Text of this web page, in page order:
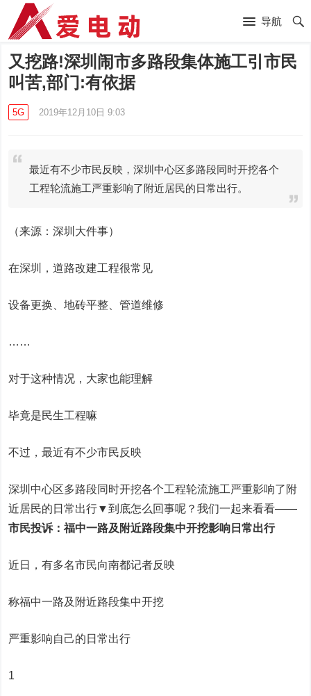
导航
又挖路!深圳闹市多路段集体施工引市民
叫苦,部门:有依据
5G 2019年12月10日 9:03
最近有不少市民反映，深圳中心区多路段同时开挖各个
工程轮流施工严重影响了附近居民的日常出行。
（来源：深圳大件事）
在深圳，道路改建工程很常见
设备更换、地砖平整、管道维修
……
对于这种情况，大家也能理解
毕竟是民生工程嘛
不过，最近有不少市民反映
深圳中心区多路段同时开挖各个工程轮流施工严重影响了附
近居民的日常出行▼到底怎么回事呢？我们一起来看看——
市民投诉：福中一路及附近路段集中开挖影响日常出行
近日，有多名市民向南都记者反映
称福中一路及附近路段集中开挖
严重影响自己的日常出行
1